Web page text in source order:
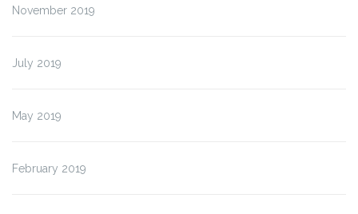
November 2019
July 2019
May 2019
February 2019